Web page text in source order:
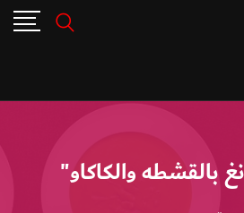
بالقشطه والكاكاو"